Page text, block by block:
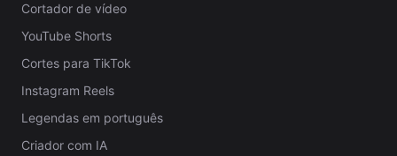
Cortador de vídeo
YouTube Shorts
Cortes para TikTok
Instagram Reels
Legendas em português
Criador com IA